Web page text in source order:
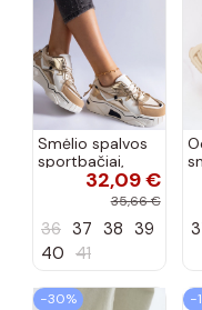
Smėlio spalvos
sportbačiai,
dekoruoti Valdez
cirkonio virvele
32,09 €
35,66 €
36 37 38 39
40 41
−30%